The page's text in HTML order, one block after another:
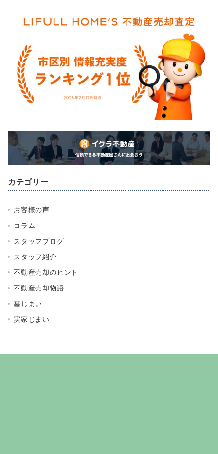
カテゴリー
お客様の声
コラム
スタッフブログ
スタッフ紹介
不動産売却のヒント
不動産売却物語
墓じまい
実家じまい